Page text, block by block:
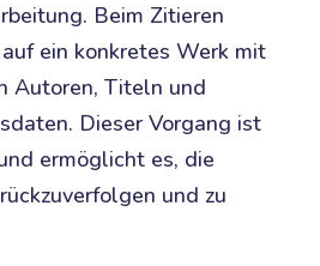
Beim Zitieren
ein konkretes Werk mit
Autoren, Titeln und
Dieser Vorgang ist
ermöglicht es, die
und zu